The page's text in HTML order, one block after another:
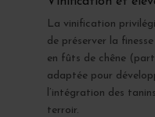
La vinification
de préserver la
en fûts de chêne
adaptée pour
l’intégration des
terroir.